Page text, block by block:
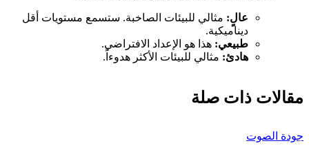
عالٍ: مثالي للبيئات الصاخبة. ستسمع مستويات أقل
ديناميكية.
طبيعي: هذا هو الإعداد الافتراضي.
هادئ: مثالي للبيئات الأكثر هدوءاً.
مقالات ذات صلة
جودة الصوت